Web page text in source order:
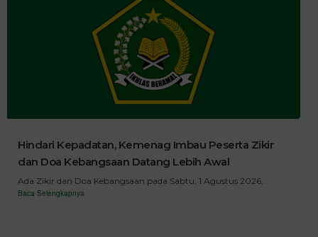
Hindari Kepadatan, Kemenag Imbau Peserta Zikir
dan Doa Kebangsaan Datang Lebih Awal
Ada Zikir dan Doa Kebangsaan pada Sabtu, 1 Agustus 2026,...
Baca Selengkapnya